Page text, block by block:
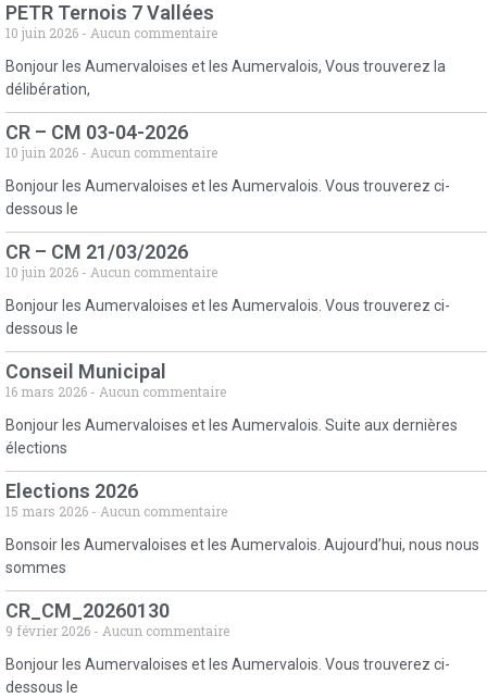
PETR Ternois 7 Vallées
10 juin 2026
Aucun commentaire
Bonjour les Aumervaloises et les Aumervalois, Vous trouverez la
délibération,
CR – CM 03-04-2026
10 juin 2026
Aucun commentaire
Bonjour les Aumervaloises et les Aumervalois. Vous trouverez ci-
dessous le
CR – CM 21/03/2026
10 juin 2026
Aucun commentaire
Bonjour les Aumervaloises et les Aumervalois. Vous trouverez ci-
dessous le
Conseil Municipal
16 mars 2026
Aucun commentaire
Bonjour les Aumervaloises et les Aumervalois. Suite aux dernières
élections
Elections 2026
15 mars 2026
Aucun commentaire
Bonsoir les Aumervaloises et les Aumervalois. Aujourd’hui, nous nous
sommes
CR_CM_20260130
9 février 2026
Aucun commentaire
Bonjour les Aumervaloises et les Aumervalois. Vous trouverez ci-
dessous le